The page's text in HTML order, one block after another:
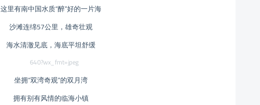
这里有南中国水质“醉”好的一片海
沙滩连绵57公里，雄奇壮观
海水清澈见底，海底平坦舒缓
坐拥“双湾奇观”的双月湾
拥有别有风情的临海小镇